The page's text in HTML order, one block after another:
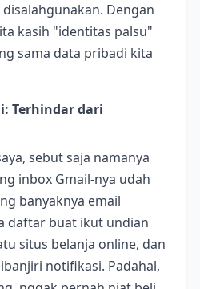
Dengan
kasih "identitas palsu"
sama data pribadi kita
Terhindar dari
sebut saja namanya
inbox Gmail-nya udah
banyaknya email
daftar buat ikut undian
situs belanja online, dan
notifikasi. Padahal,